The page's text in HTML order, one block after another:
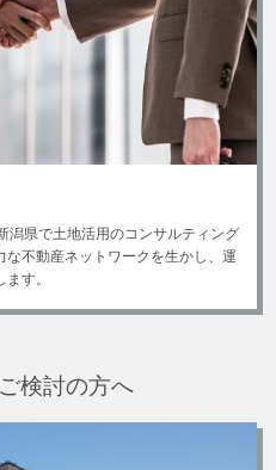
潟県で土地活用のコンサルティング
不動産ネットワークを生かし、運
す。
検討の方へ